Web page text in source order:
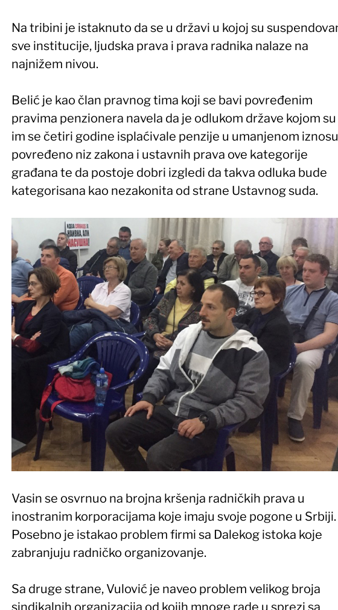
Na tribini je istaknuto da se u državi u kojoj su
sve institucije, ljudska prava i prava radnika nalaze na
najnižem nivou.
Belić je kao član pravnog tima koji se bavi povređenim
pravima penzionera navela da je odlukom države kojom su
im se četiri godine isplaćivale penzije u umanjenom iznosu
povređeno niz zakona i ustavnih prava ove kategorije
građana te da postoje dobri izgledi da takva odluka bude
kategorisana kao nezakonita od strane Ustavnog suda.
Vasin se osvrnuo na brojna kršenja radničkih prava u
inostranim korporacijama koje imaju svoje pogone u Srbiji.
Posebno je istakao problem firmi sa Dalekog istoka koje
zabranjuju radničko organizovanje.
Sa druge strane, Vulović je naveo problem velikog broja